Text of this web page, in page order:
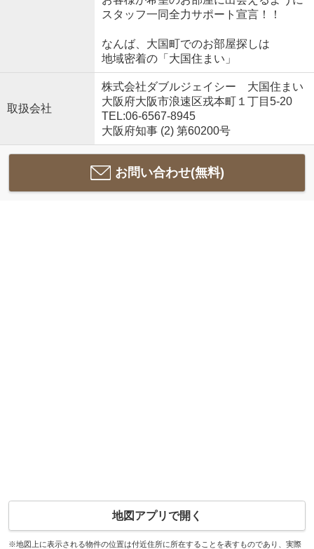
スタッフ一同全力サポート宣言！！
なんば、大国町でのお部屋探しは
地域密着の「大国住まい」
取扱会社
株式会社ダブルジェイシー 大国住まい
大阪府大阪市浪速区戎本町１丁目5-20
TEL:06-6567-8945
大阪府知事 (2) 第60200号
お問い合わせ(無料)
地図アプリで開く
※地図上に表示される物件の位置は付近住所に所在することを表すものであり、実際